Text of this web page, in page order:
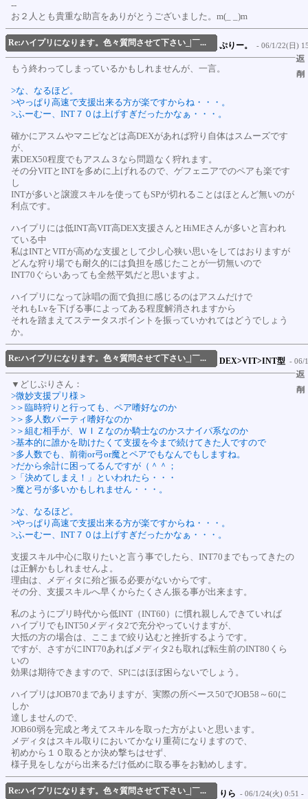
--
お２人とも貴重な助言をありがとうございました。m(_ _)m
Re:ハイプリになります。色々質問させて下さい_|￣... ぷりー。 - 06/1/22(日)
もう終わってしまっているかもしれませんが、一言。
>な、なるほど。
>やっぱり高速で支援出来る方が楽ですからね・・・。
>ふーむー、INT７０は上げすぎだったかなぁ・・・。
確かにアスムやマニピなどは高DEXがあれば狩り自体はスムーズです
が、
素DEX50程度でもアスム３なら問題なく狩れます。
その分VITとINTを多めに上げれるので、ゲフェニアでのペアも楽です
し
INTが多いと譲渡スキルを使ってもSPが切れることはほとんど無いのが
利点です。
ハイプリには低INT高VIT高DEX支援さんとHiMEさんが多いと言われ
ている中
私はINTとVITが高めな支援として少し心狭い思いをしてはおりますが
どんな狩り場でも耐久的には負担を感じたことが一切無いので
INT70ぐらいあっても全然平気だと思いますよ。
ハイプリになって詠唱の面で負担に感じるのはアスムだけで
それもLvを下げる事によってある程度解消されますから
それを踏まえてステータスポイントを振っていかれてはどうでしょう
か。
Re:ハイプリになります。色々質問させて下さい_|￣... DEX>VIT>INT型 - 06/
▼どじぷりさん：
>微妙支援プリ様＞
>＞臨時狩りと行っても、ペア嗜好なのか
>＞多人数パーティ嗜好なのか
>＞組む相手が、ＷＩＺなのか騎士なのかスナイパ系なのか
>基本的に誰かを助けたくて支援を今まで続けてきた人ですので
>多人数でも、前衛or弓or魔とペアでもなんでもしますね。
>だから余計に困ってるんですが（＾＾；
>「決めてしまえ！」といわれたら・・・
>魔と弓が多いかもしれません・・・。
>な、なるほど。
>やっぱり高速で支援出来る方が楽ですからね・・・。
>ふーむー、INT７０は上げすぎだったかなぁ・・・。
支援スキル中心に取りたいと言う事でしたら、INT70までもってきたの
は正解かもしれませんよ。
理由は、メディタに殆ど振る必要がないからです。
その分、支援スキルへ早くからたくさん振る事が出来ます。
私のようにプリ時代から低INT（INT60）に慣れ親しんできていれば
ハイプリでもINT50メディタ2で充分やっていけますが、
大抵の方の場合は、ここまで絞り込むと挫折するようです。
ですが、さすがにINT70あればメディタ2も取れば転生前のINT80くら
いの
効果は期待できますので、SPにはほぼ困らないでしょう。
ハイプリはJOB70までありますが、実際の所ベース50でJOB58～60に
しか
達しませんので、
JOB60弱を完成と考えてスキルを取った方がよいと思います。
メディタはスキル取りにおいてかなり重荷になりますので、
初めから１０取るとか決め撃ちはせず、
様子見をしながら出来るだけ低めに取る事をお勧めします。
Re:ハイプリになります。色々質問させて下さい_|￣... りら - 06/1/24(火) 0:51 -